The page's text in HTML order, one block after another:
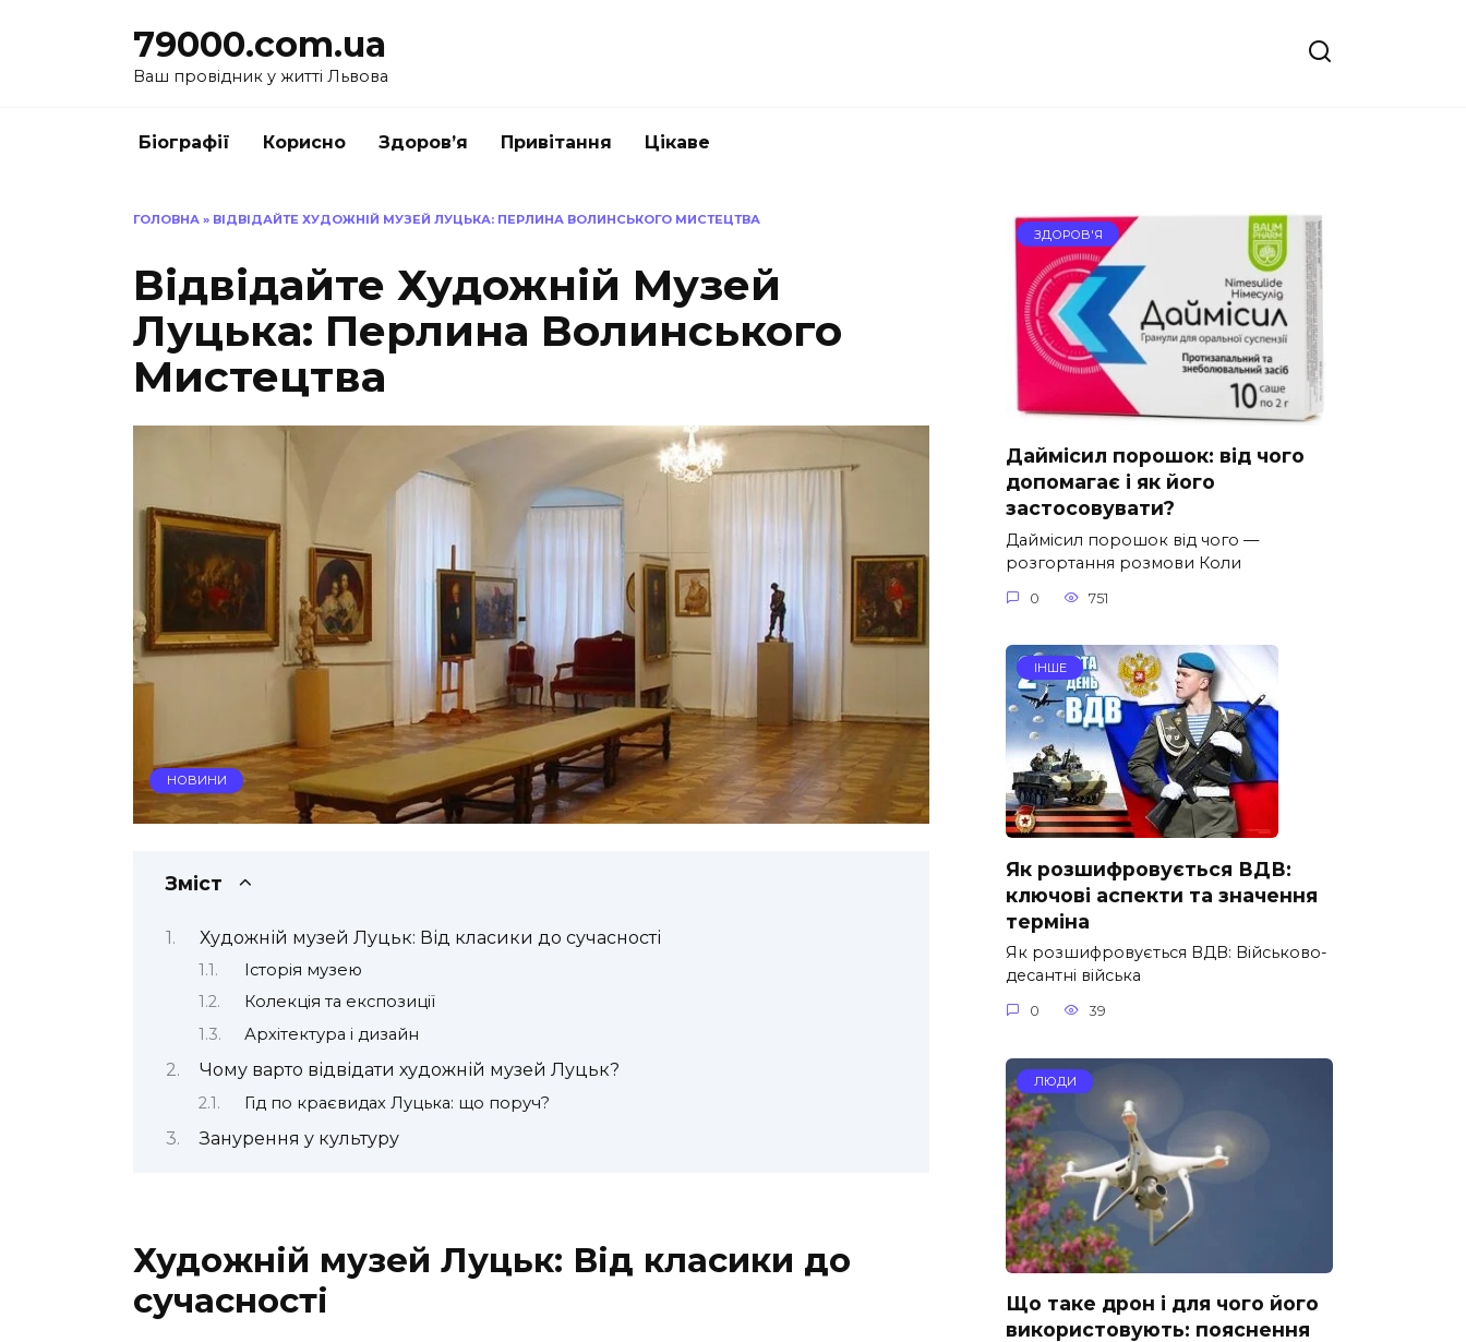
79000.com.ua
Ваш провідник у житті Львова
Біографії Корисно Здоров’я Привітання Цікаве
ГОЛОВНА » ВІДВІДАЙТЕ ХУДОЖНІЙ МУЗЕЙ ЛУЦЬКА: ПЕРЛИНА ВОЛИНСЬКОГО МИСТЕЦТВА
Відвідайте Художній Музей
Луцька: Перлина Волинського
Мистецтва
НОВИНИ
Зміст
Художній музей Луцьк: Від класики до сучасності
Історія музею
Колекція та експозиції
Архітектура і дизайн
Чому варто відвідати художній музей Луцьк?
Гід по краєвидах Луцька: що поруч?
Занурення у культуру
Художній музей Луцьк: Від класики до
сучасності
ЗДОРОВ'Я
Даймісил порошок: від чого
допомагає і як його
застосовувати?
Даймісил порошок від чого —
розгортання розмови Коли
0 751
ІНШЕ
Як розшифровується ВДВ:
ключові аспекти та значення
терміна
Як розшифровується ВДВ: Військово-
десантні війська
0 39
ЛЮДИ
Що таке дрон і для чого його
використовують: пояснення